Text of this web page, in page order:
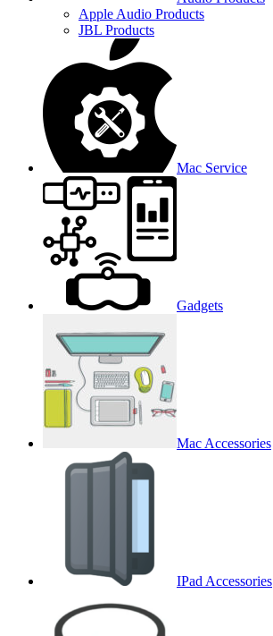
Apple Audio Products
JBL Products
Mac Service
Gadgets
Mac Accessories
IPad Accessories